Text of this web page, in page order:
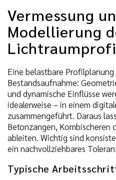
Vermessung
Modellierung
Eine belastbare
Bestandsaufnahme:
und dynamische Einflüsse
idealerweise – in einem
zusammengeführt. Daraus
Betonzangen, Kombischeren
ableiten. Wichtig sind
ein nachvollziehbares
Typische